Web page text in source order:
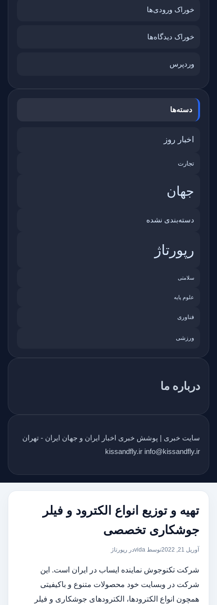
خوراک ورودی‌ها
خوراک دیدگاه‌ها
وردپرس
دسته‌ها
اخبار روز
تجارت
جهان
دسته‌بندی نشده
رپورتاژ
سلامتی
علوم پایه
فناوری
ورزشی
درباره ما
سایت خبری | پوشش خبری اخبار ایران و جهان ایران - تهران
kissandfly.ir info@kissandfly.ir
تهیه و توزیع انواع الکترود و فیلر
جوشکاری تخصصی
آوریل 21, 2022 توسط vida در رپورتاژ
شرکت تکنوجوش نماینده ایساب در ایران است. این
شرکت در وبسایت خود محصولات متنوع و باکیفیتی
همچون انواع الکترودها، الکترودهای جوشکاری و فیلر